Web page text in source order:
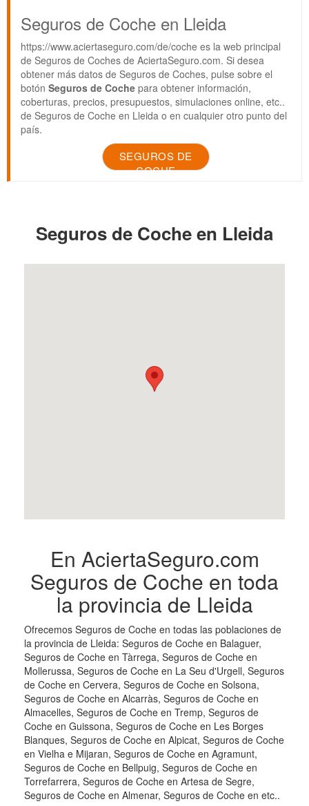
Seguros de Coche en Lleida
https://www.aciertaseguro.com/de/coche es la web principal
de Seguros de Coches de AciertaSeguro.com. Si desea
obtener más datos de Seguros de Coches, pulse sobre el
botón Seguros de Coche para obtener información,
coberturas, precios, presupuestos, simulaciones online, etc..
de Seguros de Coche en Lleida o en cualquier otro punto del
país.
SEGUROS DE
COCHE
Seguros de Coche en Lleida
En AciertaSeguro.com
Seguros de Coche en toda
la provincia de Lleida
Ofrecemos Seguros de Coche en todas las poblaciones de
la provincia de Lleida: Seguros de Coche en Balaguer,
Seguros de Coche en Tàrrega, Seguros de Coche en
Mollerussa, Seguros de Coche en La Seu d'Urgell, Seguros
de Coche en Cervera, Seguros de Coche en Solsona,
Seguros de Coche en Alcarràs, Seguros de Coche en
Almacelles, Seguros de Coche en Tremp, Seguros de
Coche en Guissona, Seguros de Coche en Les Borges
Blanques, Seguros de Coche en Alpicat, Seguros de Coche
en Vielha e Mijaran, Seguros de Coche en Agramunt,
Seguros de Coche en Bellpuig, Seguros de Coche en
Torrefarrera, Seguros de Coche en Artesa de Segre,
Seguros de Coche en Almenar, Seguros de Coche en etc..